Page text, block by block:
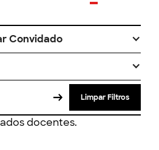
Convidado
Limpar Filtros
docentes.